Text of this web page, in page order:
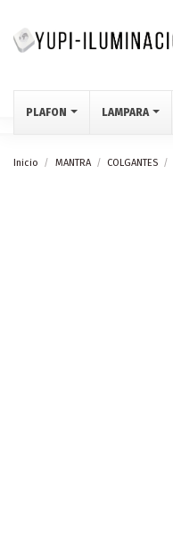
PLAFON LAMPARA
Inicio MANTRA COLGANTES